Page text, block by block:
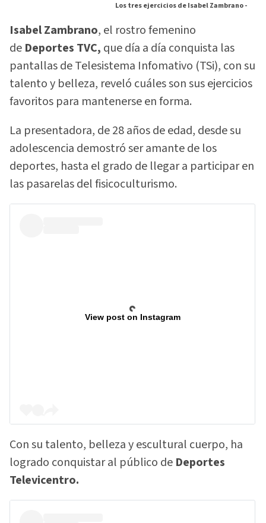
Los tres ejercicios de Isabel Zambrano -
Isabel Zambrano, el rostro femenino
de Deportes TVC, que día a día conquista las
pantallas de Telesistema Infomativo (TSi), con su
talento y belleza, reveló cuáles son sus ejercicios
favoritos para mantenerse en forma.
La presentadora, de 28 años de edad, desde su
adolescencia demostró ser amante de los
deportes, hasta el grado de llegar a participar en
las pasarelas del fisicoculturismo.
View post on Instagram
Con su talento, belleza y escultural cuerpo, ha
logrado conquistar al público de Deportes
Televicentro.